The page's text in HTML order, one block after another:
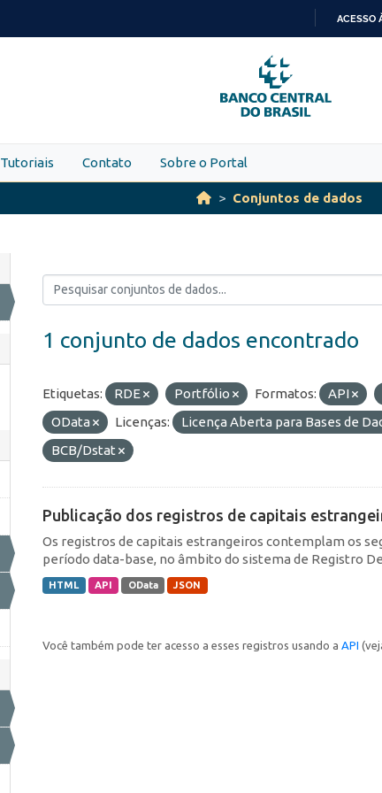
PARA
O
CONTEÚDO
ACESSO
Tutoriais Contato Sobre o Portal
Conjuntos de dados
1 conjunto de dados encontrado
Etiquetas: RDE Portfólio Formatos: API
OData
Licenças: Licença Aberta para Bases de
BCB/Dstat
Publicação dos registros de capitais
Os registros de capitais estrangeiros contemplam os
período data-base, no âmbito do sistema de Registro
HTML API OData JSON
Você também pode ter acesso a esses registros usando a API